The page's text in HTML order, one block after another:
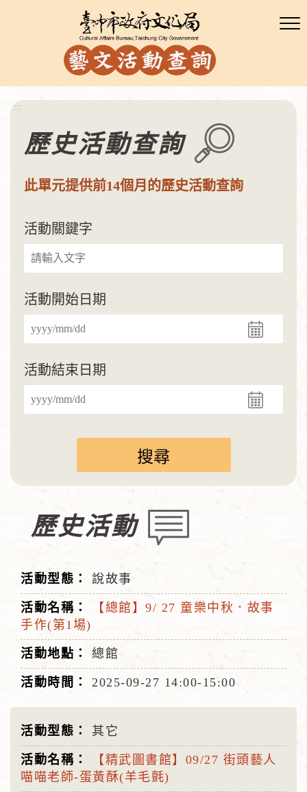
:::
歷史活動查詢
此單元提供前14個月的歷史活動查詢
活動關鍵字
活動開始日期
活動結束日期
歷史活動
說故事
【總館】9/ 27 童樂中秋．故事
手作(第1場)
總館
2025-09-27 14:00-15:00
其它
【精武圖書館】09/27 街頭藝人
喵喵老師-蛋黃酥(羊毛氈)